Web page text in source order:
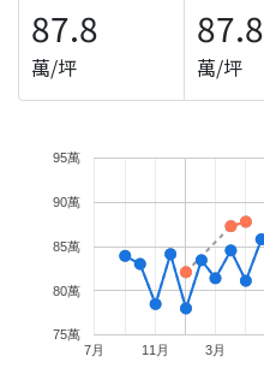
87.8
萬/坪
87.8
萬/坪
7月 11月 3月
75萬
80萬
85萬
90萬
95萬